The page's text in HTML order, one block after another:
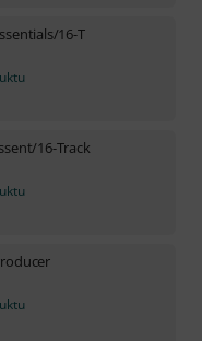
16-T
16-Track